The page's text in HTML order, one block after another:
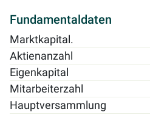
Fundamentaldaten
Marktkapital.
Aktienanzahl
Eigenkapital
Mitarbeiterzahl
Hauptversammlung